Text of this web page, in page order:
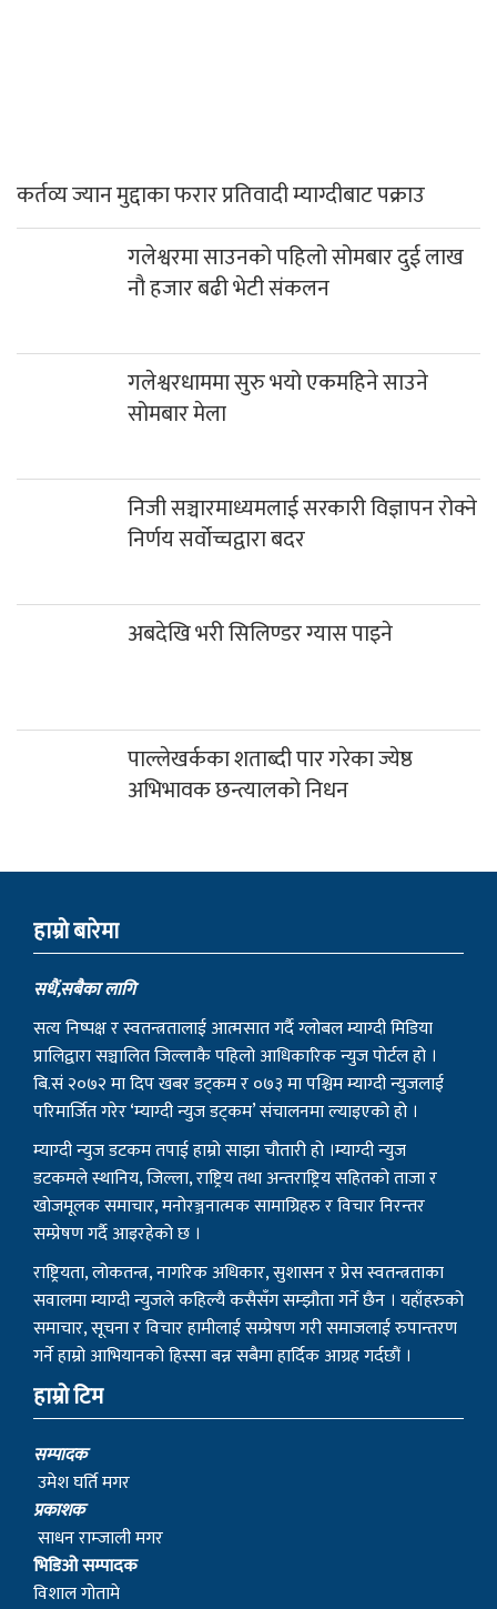
निजी सञ्चारमाध्यमलाई सरकारी विज्ञापन रोक्ने
निर्णय सर्वोच्चद्वारा बदर
अबदेखि भरी सिलिण्डर ग्यास पाइने
पाल्लेखर्कका शताब्दी पार गरेका ज्येष्ठ
अभिभावक छन्त्यालको निधन
सधैं,सबैका लागि
सत्य निष्पक्ष र स्वतन्त्रतालाई आत्मसात गर्दै ग्लोबल म्याग्दी मिडिया
परिमार्जित गरेर ‘म्याग्दी न्युज डट्कम’ संचालनमा ल्याइएको हो ।
म्याग्दी न्युज डटकम तपाई हाम्रो साझा चौतारी हो ।म्याग्दी न्युज
डटकमले स्थानिय, जिल्ला, राष्ट्रिय तथा अन्तराष्ट्रिय सहितको ताजा र
सवालमा म्याग्दी न्युजले कहिल्यै कसैसँग सम्झौता गर्ने छैन । यहाँहरुको
समाचार, सूचना र विचार हामीलाई सम्प्रेषण गरी समाजलाई रुपान्तरण
गर्ने हाम्रो आभियानको हिस्सा बन्न सबैमा हार्दिक आग्रह गर्दछौं ।
हाम्रो टिम
सम्पादक
उमेश घर्ति मगर
प्रकाशक
साधन राम्जाली मगर
भिडिओ सम्पादक
विशाल गोतामे
स‌ंवाददाता
धनिलाल गर्बुजा
काठमाडाैं प्रतिनिधि
हिरा जुग्जाली
सुचना तथा प्रसारण विभाग : २१०८/०७७–७८
संस्थापक
– बागबिर चोचाङ्गे पुन मगर
– शेर बहादुर सुतपहरे घर्ति मगर
– निराजन राम्जाली मगर
– लोकेन्द्र सुतपहरे घर्ति मगर
– रबहादुर राम्जालि मगर